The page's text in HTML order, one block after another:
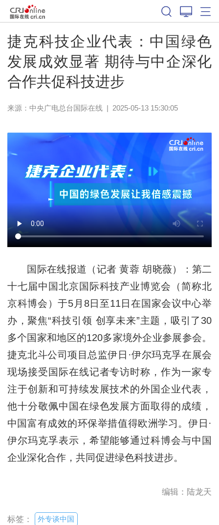
捷克科技企业代表：中国绿色
发展成效显著 期待与中企深化
合作共促科技进步
来源：中央广电总台国际在线| 2025-05-13 15:30:05
国际在线报道（记者 黄蓉 胡晓薇）：第二
十七届中国北京国际科技产业博览会（简称北
京科博会）于5月8日至11日在国家会议中心举
办，聚焦“科技引领 创享未来”主题，吸引了30
多个国家和地区的120多家境外企业参展参会。
捷克北斗公司项目总监伊日·伊尔玛克孚在展会
现场接受国际在线记者专访时称，作为一家专
注于创新和可持续发展技术的外国企业代表，
他十分敬佩中国在绿色发展方面取得的成绩，
中国富有成效的环保举措值得欧洲学习。伊日·
伊尔玛克孚表示，希望能够通过科博会与中国
企业深化合作，共同促进绿色科技进步。
编辑：陆龙天
标签： 外专谈中国